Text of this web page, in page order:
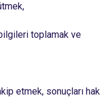
toplamak ve
etmek, sonuçları